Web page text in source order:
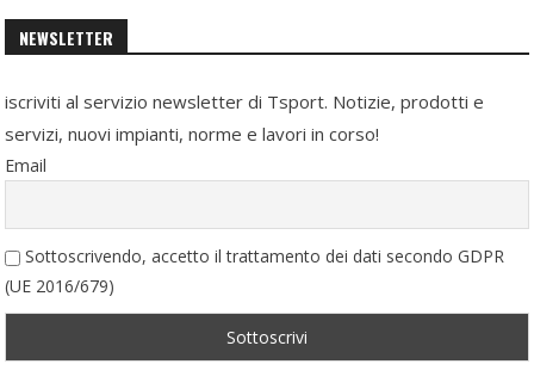
NEWSLETTER
iscriviti al servizio newsletter di Tsport. Notizie, prodotti e
servizi, nuovi impianti, norme e lavori in corso!
Email
Sottoscrivendo, accetto il trattamento dei dati secondo GDPR
(UE 2016/679)